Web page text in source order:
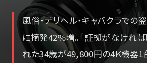
風俗・デリヘル・キャバクラでの
に摘発42%増。「証拠がなけれ
れた34歳が49,800円の4K機器